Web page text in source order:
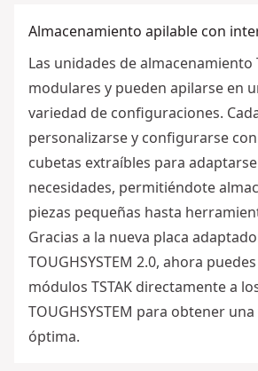
Almacenamiento apilable con
Las unidades de almacenamiento
modulares y pueden apilarse en
variedad de configuraciones.
personalizarse y configurarse
cubetas extraíbles para
necesidades, permitiéndote
piezas pequeñas hasta
Gracias a la nueva placa
TOUGHSYSTEM 2.0, ahora
módulos TSTAK directamente a
TOUGHSYSTEM para obtener
óptima.